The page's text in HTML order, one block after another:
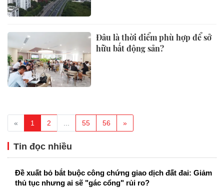
Đâu là thời điểm phù hợp để sở
hữu bất động sản?
« 1 2 ... 55 56 »
Tin đọc nhiều
Đề xuất bỏ bắt buộc công chứng giao dịch đất đai: Giảm
thủ tục nhưng ai sẽ "gác cổng" rủi ro?